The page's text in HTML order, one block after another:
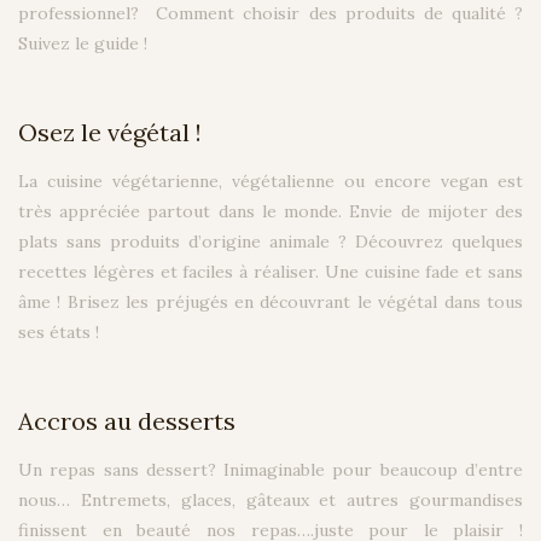
professionnel? Comment choisir des produits de qualité ?
Suivez le guide !
Osez le végétal !
La cuisine végétarienne, végétalienne ou encore vegan est
très appréciée partout dans le monde. Envie de mijoter des
plats sans produits d’origine animale ? Découvrez quelques
recettes légères et faciles à réaliser. Une cuisine fade et sans
âme ! Brisez les préjugés en découvrant le végétal dans tous
ses états !
Accros au desserts
Un repas sans dessert? Inimaginable pour beaucoup d’entre
nous… Entremets, glaces, gâteaux et autres gourmandises
finissent en beauté nos repas….juste pour le plaisir !